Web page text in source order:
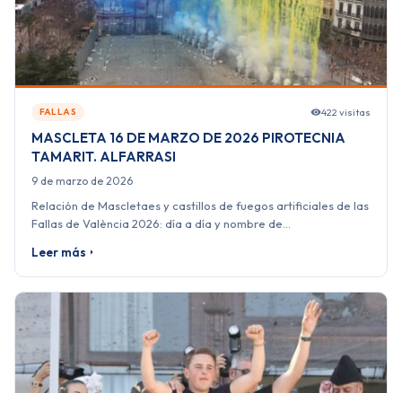
FALLAS 422 visitas
MASCLETA 16 DE MARZO DE 2026 PIROTECNIA
TAMARIT. ALFARRASI
9 de marzo de 2026
Relación de Mascletaes y castillos de fuegos artificiales de las
Fallas de València 2026: día a día y nombre de…
Leer más